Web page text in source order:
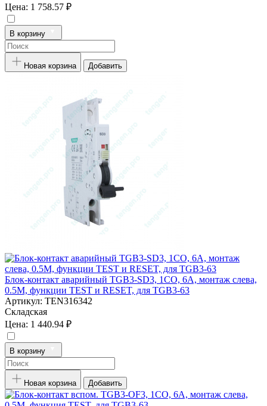
Цена: 1 758.57 ₽
В корзину
Новая корзина Добавить
Блок-контакт аварийный TGB3-SD3, 1CO, 6A, монтаж слева,
0.5M, функции TEST и RESET, для TGB3-63
Артикул: TEN316342
Складская
Цена: 1 440.94 ₽
В корзину
Новая корзина Добавить